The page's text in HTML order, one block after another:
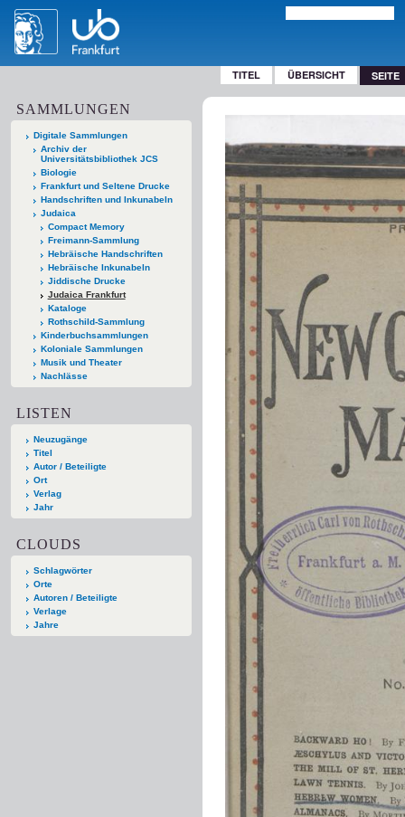
TITEL ÜBERSICHT SEITE
SAMMLUNGEN
Digitale Sammlungen
Archiv der
Universitätsbibliothek JCS
Biologie
Frankfurt und Seltene Drucke
Handschriften und Inkunabeln
Judaica
Compact Memory
Freimann-Sammlung
Hebräische Handschriften
Hebräische Inkunabeln
Jiddische Drucke
Judaica Frankfurt
Kataloge
Rothschild-Sammlung
Kinderbuchsammlungen
Koloniale Sammlungen
Musik und Theater
Nachlässe
LISTEN
Neuzugänge
Titel
Autor / Beteiligte
Ort
Verlag
Jahr
CLOUDS
Schlagwörter
Orte
Autoren / Beteiligte
Verlage
Jahre